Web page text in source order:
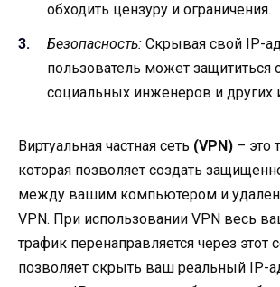
обходить цензуру и ограничения.
Безопасность: Скрывая свой IP-
пользователь может защититься
социальных инженеров и других
Виртуальная частная сеть (VPN) – это
которая позволяет создать
между вашим компьютером и
VPN. При использовании VPN весь
трафик перенаправляется через этот
позволяет скрыть ваш реальный IP-